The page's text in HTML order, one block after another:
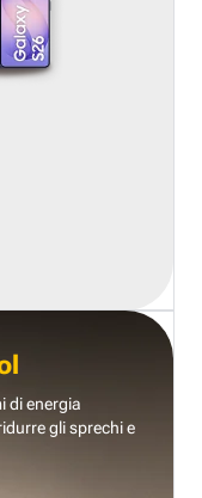
di energia
gli sprechi e